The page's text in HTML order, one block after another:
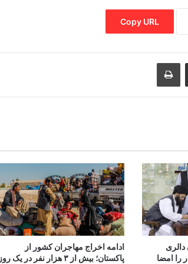
Copy URL
Share via Email
Print
میلیون دالری
را امضا
ادامه اخراج مهاجران کشور از
پاکستان؛ بیش از ۳ هزار نفر در یک روز